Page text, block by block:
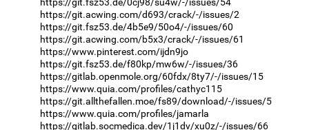
https://git.acwing.com/d693/crack/-/issues/2
https://git.fsz53.de/4b5e9/50o4/-/issues/60
https://git.acwing.com/b5x3/crack/-/issues/61
https://www.pinterest.com/ijdn9jo
https://git.fsz53.de/f80kp/mw6w/-/issues/36
https://gitlab.openmole.org/60fdx/8ty7/-/issues/15
https://www.quia.com/profiles/cathyc115
https://git.allthefallen.moe/fs89/download/-/issues/5
https://www.quia.com/profiles/jamarla
https://gitlab.socmedica.dev/1j1dv/xu0z/-/issues/66